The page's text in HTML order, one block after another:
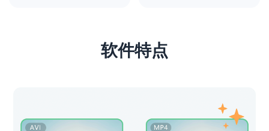
软件特点